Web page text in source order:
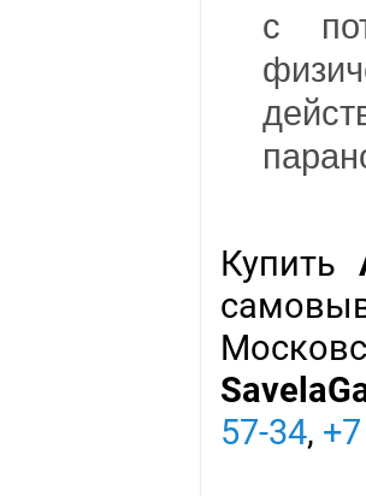
с
Купить
57-34,